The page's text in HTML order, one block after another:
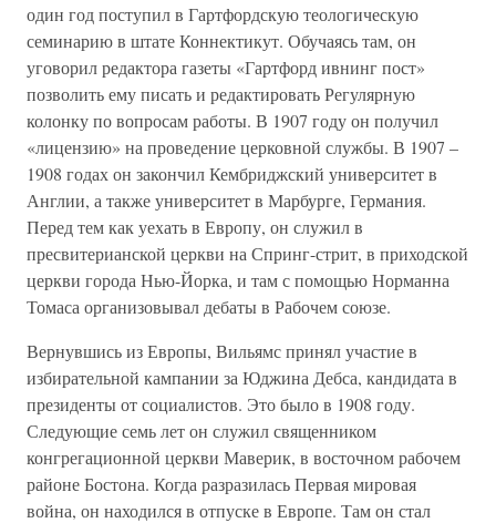
один год поступил в Гартфордскую теологическую
семинарию в штате Коннектикут. Обучаясь там, он
уговорил редактора газеты «Гартфорд ивнинг пост»
позволить ему писать и редактировать Регулярную
колонку по вопросам работы. В 1907 году он получил
«лицензию» на проведение церковной службы. В 1907 –
1908 годах он закончил Кембриджский университет в
Англии, а также университет в Марбурге, Германия.
Перед тем как уехать в Европу, он служил в
пресвитерианской церкви на Спринг-стрит, в приходской
церкви города Нью-Йорка, и там с помощью Норманна
Томаса организовывал дебаты в Рабочем союзе.
Вернувшись из Европы, Вильямс принял участие в
избирательной кампании за Юджина Дебса, кандидата в
президенты от социалистов. Это было в 1908 году.
Следующие семь лет он служил священником
конгрегационной церкви Маверик, в восточном рабочем
районе Бостона. Когда разразилась Первая мировая
война, он находился в отпуске в Европе. Там он стал